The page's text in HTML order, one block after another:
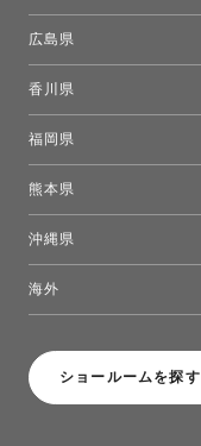
ショールームを探す
広島県
香川県
福岡県
熊本県
沖縄県
海外